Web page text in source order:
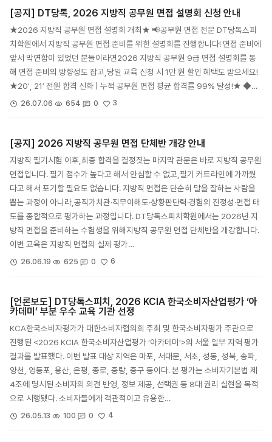
[공지] DT당톡, 2026 지방직 공무원 면접 설명회 신청 안내
★2026 지방직 공무원 면접 설명회 개최★ 📢공무원 면접 전문 DT당톡스피
치학원에서 지방직 공무원 면접 준비를 위한 설명회를 진행합니다! 면접 준비에
앞서 막연함이 있었던 분들이라면2026 지방직 공무원 9급 면접 설명회를 통
해 면접 준비의 방향성도 잡고,당일 교육 신청 시 1만 원 할인 혜택도 받으세요!
★20′, 21′ 전원 합격 신화 | 누적 공무원 면접 평균 합격률 99% 달성!★ ◆…
26.07.06 654 0 3
[공지] 2026 지방직 공무원 면접 단체반 개강 안내
지방직 필기시험 이후,최종 합격을 결정짓는 마지막 관문은 바로 지방직 공무원
면접입니다. 필기 점수가 높다고 해서 안심할 수 없고,필기 커트라인에 가까웠
다고 해서 포기할 필요도 없습니다. 지방직 면접은 단순히 말을 잘하는 사람을
뽑는 과정이 아니라,공직가치관·직무이해도·상황판단력·경험의 진정성·면접 태
도를 종합적으로 평가하는 과정입니다. DT당톡스피치학원에서는 2026년 지
방직 면접을 준비하는 수험생을 위해지방직 공무원 면접 단체반을 개강합니다.
이번 교육은 지방직 면접의 실제 평가…
26.06.19 625 0 6
[언론보도] DT당톡스피치, 2026 KCIA 한국소비자산업평가 ‘아
카데미’ 부분 우수 교육 기관 선정
KCA한국소비자평가가 대한소비자협의회 주최 및 한국소비자평가 주관으로
진행된 <2026 KCIA 한국소비자산업평가 ‘아카데미’>의 서울 일부 지역 평가
결과를 발표했다. 이번 발표 대상 지역은 마포, 서대문, 서초, 성동, 성북, 송파,
양천, 영등포, 용산, 은평, 종로, 중랑, 중구 등이다. 본 평가는 소비자기본법 제
4조에 명시된 소비자의 의견 반영, 정보 제공, 선택권 등 8대 권리 실현을 목적
으로 시행됐다. 소비자들에게 객관적이고 유용한…
26.05.13 100 0 4